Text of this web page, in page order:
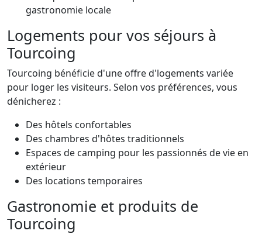
gastronomie locale
Logements pour vos séjours à
Tourcoing
Tourcoing bénéficie d'une offre d'logements variée
pour loger les visiteurs. Selon vos préférences, vous
dénicherez :
Des hôtels confortables
Des chambres d'hôtes traditionnels
Espaces de camping pour les passionnés de vie en
extérieur
Des locations temporaires
Gastronomie et produits de
Tourcoing